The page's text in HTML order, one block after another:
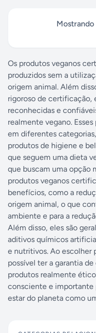
Mostrando
Os produtos veganos
produzidos sem a
origem animal. Além
rigoroso de certificação,
reconhecidas e
realmente vegano.
em diferentes
produtos de higiene e
que seguem uma dieta
que buscam uma opção
produtos veganos
benefícios, como a
origem animal, o que
ambiente e para a
Além disso, eles são
aditivos químicos
e nutritivos. Ao escolher
possível ter a garantia
produtos realmente
consciente e importante
estar do planeta como